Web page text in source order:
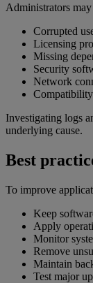
Administrators
Corrupted
Licensing
Missing
Security
Network
Investigating logs
underlying cause.
Best
To improve
Keep
Apply
Monitor
Remove
Maintain
Test major